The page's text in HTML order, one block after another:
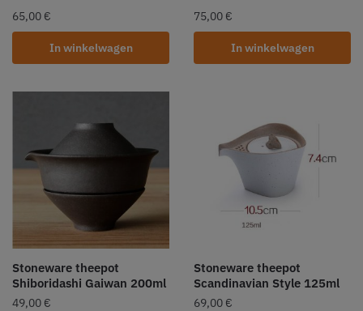
65,00 €
In winkelwagen
75,00 €
In winkelwagen
Stoneware theepot
Shiboridashi Gaiwan 200ml
49,00 €
Stoneware theepot
Scandinavian Style 125ml
69,00 €